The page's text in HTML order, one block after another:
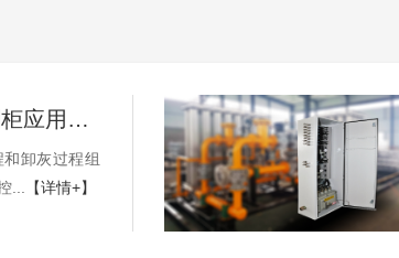
高温过滤组装电气控制柜应用案例
卸灰过程组
...
【详情+】